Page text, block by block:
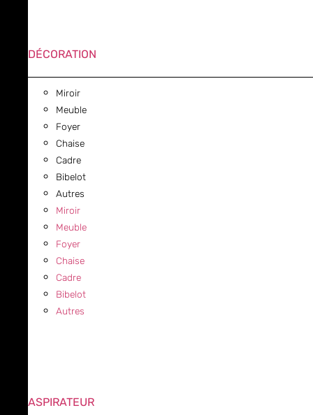
DÉCORATION
Miroir
Meuble
Foyer
Chaise
Cadre
Bibelot
Autres
Miroir
Meuble
Foyer
Chaise
Cadre
Bibelot
Autres
ASPIRATEUR